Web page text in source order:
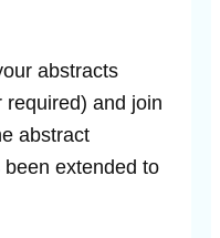
abstracts
required) and join
abstract
extended to